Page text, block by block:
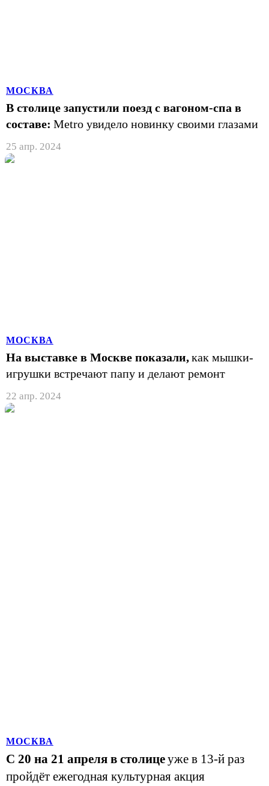
МОСКВА
В столице запустили поезд с вагоном-спа в
составе: Metro увидело новинку своими глазами
25 апр. 2024
МОСКВА
На выставке в Москве показали,как мышки-
игрушки встречают папу и делают ремонт
22 апр. 2024
МОСКВА
С 20 на 21 апреля в столицеуже в 13-й раз
пройдёт ежегодная культурная акция